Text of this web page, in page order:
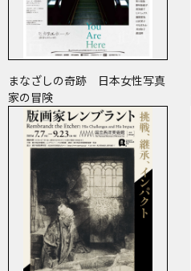
まなざしの奇跡 日本女性写真
家の冒険